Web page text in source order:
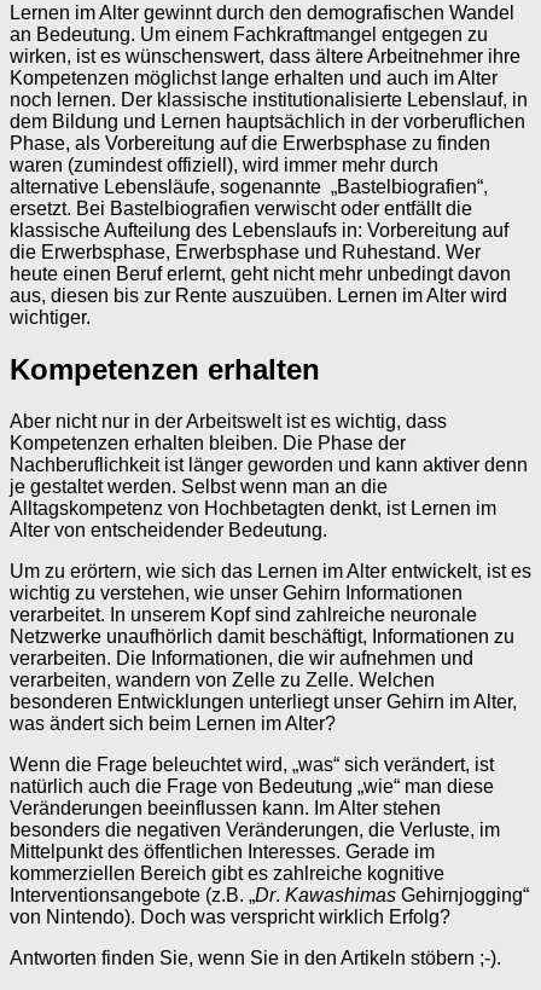
Lernen im Alter gewinnt durch den demografischen Wandel
an Bedeutung. Um einem Fachkraftmangel entgegen zu
wirken, ist es wünschenswert, dass ältere Arbeitnehmer ihre
Kompetenzen möglichst lange erhalten und auch im Alter
noch lernen. Der klassische institutionalisierte Lebenslauf, in
dem Bildung und Lernen hauptsächlich in der vorberuflichen
Phase, als Vorbereitung auf die Erwerbsphase zu finden
waren (zumindest offiziell), wird immer mehr durch
alternative Lebensläufe, sogenannte „Bastelbiografien“,
ersetzt. Bei Bastelbiografien verwischt oder entfällt die
klassische Aufteilung des Lebenslaufs in: Vorbereitung auf
die Erwerbsphase, Erwerbsphase und Ruhestand. Wer
heute einen Beruf erlernt, geht nicht mehr unbedingt davon
aus, diesen bis zur Rente auszuüben. Lernen im Alter wird
wichtiger.
Kompetenzen erhalten
Aber nicht nur in der Arbeitswelt ist es wichtig, dass
Kompetenzen erhalten bleiben. Die Phase der
Nachberuflichkeit ist länger geworden und kann aktiver denn
je gestaltet werden. Selbst wenn man an die
Alltagskompetenz von Hochbetagten denkt, ist Lernen im
Alter von entscheidender Bedeutung.
Um zu erörtern, wie sich das Lernen im Alter entwickelt, ist es
wichtig zu verstehen, wie unser Gehirn Informationen
verarbeitet. In unserem Kopf sind zahlreiche neuronale
Netzwerke unaufhörlich damit beschäftigt, Informationen zu
verarbeiten. Die Informationen, die wir aufnehmen und
verarbeiten, wandern von Zelle zu Zelle. Welchen
besonderen Entwicklungen unterliegt unser Gehirn im Alter,
was ändert sich beim Lernen im Alter?
Wenn die Frage beleuchtet wird, „was“ sich verändert, ist
natürlich auch die Frage von Bedeutung „wie“ man diese
Veränderungen beeinflussen kann. Im Alter stehen
besonders die negativen Veränderungen, die Verluste, im
Mittelpunkt des öffentlichen Interesses. Gerade im
kommerziellen Bereich gibt es zahlreiche kognitive
Interventionsangebote (z.B. „Dr. Kawashimas Gehirnjogging“
von Nintendo). Doch was verspricht wirklich Erfolg?
Antworten finden Sie, wenn Sie in den Artikeln stöbern ;-).